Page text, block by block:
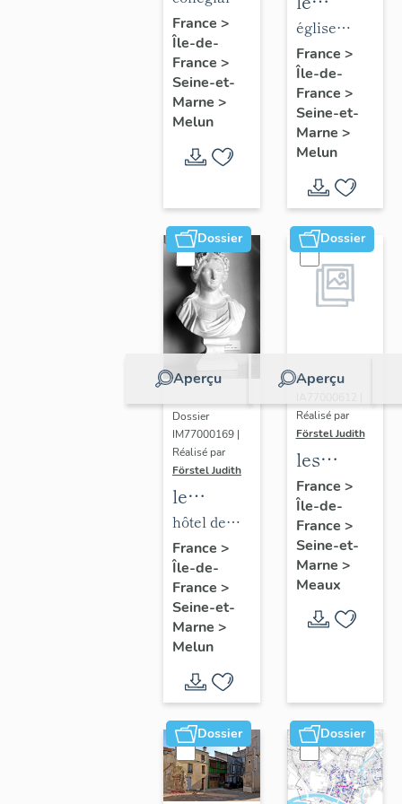
de la
collégiale
Notre-
Dame
Notre-
Dame
France >
Île-de-
France >
Seine-et-
Marne >
Melun
mobilier
de
l'église
Saint-
Aspais
église
paroissiale
Saint-
Aspais
France >
Île-de-
France >
Seine-et-
Marne >
Melun
Dossier
Aperçu
Dossier
IM77000169 |
Réalisé par
Förstel Judith
le
mobilier
de l'hôtel
de ville
hôtel de
ville
France >
Île-de-
France >
Seine-et-
Marne >
Melun
Dossier
Aperçu
Dossier
Réalisé par
Förstel Judith
les
maisons
et
immeubles
de
Meaux
France >
Île-de-
France >
Seine-et-
Marne >
Meaux
Dossier Dossier